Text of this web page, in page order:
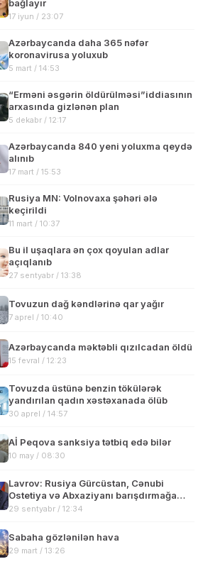
bağlayır
17 iyun / 23:07
Azərbaycanda daha 365 nəfər
koronavirusa yoluxub
5 mart / 14:53
“Erməni əsgərin öldürülməsi”iddiasının
arxasında gizlənən plan
5 dekabr / 12:17
Azərbaycanda 840 yeni yoluxma qeydə
alınıb
17 mart / 15:53
Rusiya MN: Volnovaxa şəhəri ələ
keçirildi
11 mart / 10:37
Bu il uşaqlara ən çox qoyulan adlar
açıqlanıb
27 sentyabr / 13:38
Tovuzun dağ kəndlərinə qar yağır
7 aprel / 10:40
Azərbaycanda məktəbli qızılcadan öldü
15 fevral / 12:23
Tovuzda üstünə benzin tökülərək
yandırılan qadın xəstəxanada ölüb
30 aprel / 14:57
Aİ Peqova sanksiya tətbiq edə bilər
10 may / 08:30
Lavrov: Rusiya Gürcüstan, Cənubi
Ostetiya və Abxaziyanı barışdırmağa
hazırdır
29 sentyabr / 12:34
Sabaha gözlənilən hava
29 mart / 13:26